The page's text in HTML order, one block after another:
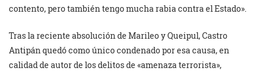
contento, pero también tengo mucha rabia contra el Estado».
Tras la reciente absolución de Marileo y Queipul, Castro
Antipán quedó como único condenado por esa causa, en
calidad de autor de los delitos de «amenaza terrorista»,